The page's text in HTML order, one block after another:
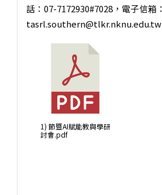
話：07-7172930#7028，電子信箱：
tasrl.southern@tlkr.nknu.edu.tw
1) 節暨AI賦能教與學研
討會.pdf